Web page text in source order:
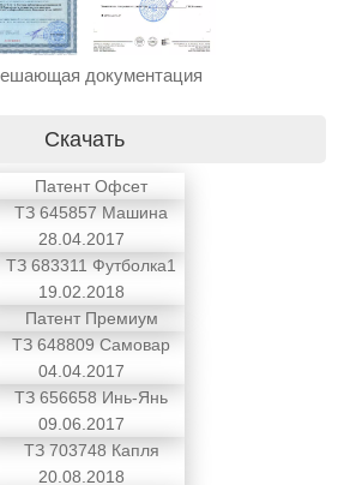
документация
Скачать